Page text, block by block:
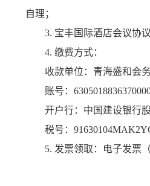
自理；
3. 宝丰国际酒店会议协议
4. 缴费方式：
收款单位：青海盛和会
账号：
开户行：中国建设银行
税号：
5. 发票领取：电子发票